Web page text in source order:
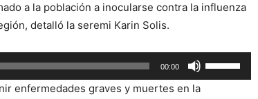
a la población a inocularse contra la influenza
detalló la seremi Karin Solis.
00:00
las
enfermedades graves y muertes en la